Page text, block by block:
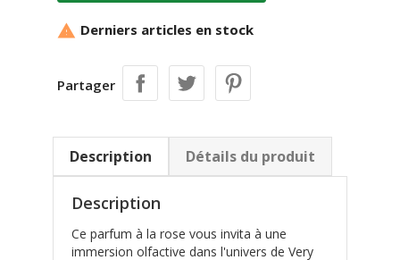
 Derniers articles en stock
Partager
Description Détails du produit
Description
Ce parfum à la rose vous invita à une
immersion olfactive dans l'univers de Very